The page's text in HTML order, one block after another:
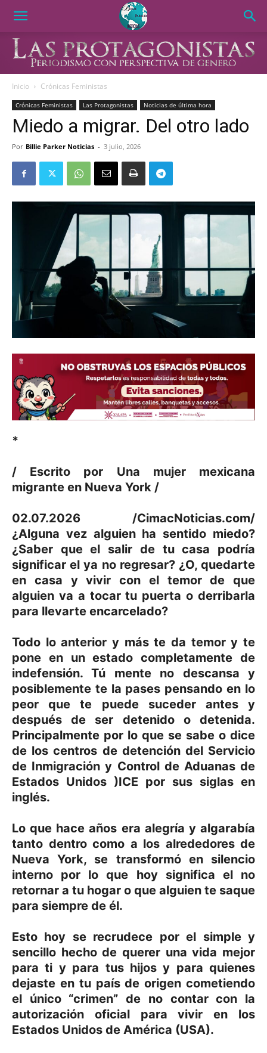
Inicio Crónicas Feministas
Crónicas Feministas Las Protagonistas Noticias de última hora
Miedo a migrar. Del otro lado
Por Billie Parker Noticias - 3 julio, 2026
*
/ Escrito por Una mujer mexicana
migrante en Nueva York /
02.07.2026 /CimacNoticias.com/
¿Alguna vez alguien ha sentido miedo?
¿Saber que el salir de tu casa podría
significar el ya no regresar? ¿O, quedarte
en casa y vivir con el temor de que
alguien va a tocar tu puerta o derribarla
para llevarte encarcelado?
Todo lo anterior y más te da temor y te
pone en un estado completamente de
indefensión. Tú mente no descansa y
posiblemente te la pases pensando en lo
peor que te puede suceder antes y
después de ser detenido o detenida.
Principalmente por lo que se sabe o dice
de los centros de detención del Servicio
de Inmigración y Control de Aduanas de
Estados Unidos )ICE por sus siglas en
inglés.
Lo que hace años era alegría y algarabía
tanto dentro como a los alrededores de
Nueva York, se transformó en silencio
interno por lo que hoy significa el no
retornar a tu hogar o que alguien te saque
para siempre de él.
Esto hoy se recrudece por el simple y
sencillo hecho de querer una vida mejor
para ti y para tus hijos y para quienes
dejaste en tu país de origen cometiendo
el único “crimen” de no contar con la
autorización oficial para vivir en los
Estados Unidos de América (USA).